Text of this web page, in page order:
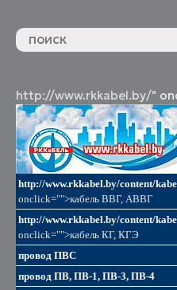
http://www.rkkabel.by/"
http://www.rkkabel.by/content/
onclick="">кабель ВВГ, АВВГ
http://www.rkkabel.by/content/
onclick="">кабель КГ, КГЭ
провод ПВС
провод ПВ, ПВ-1, ПВ-3, ПВ-4